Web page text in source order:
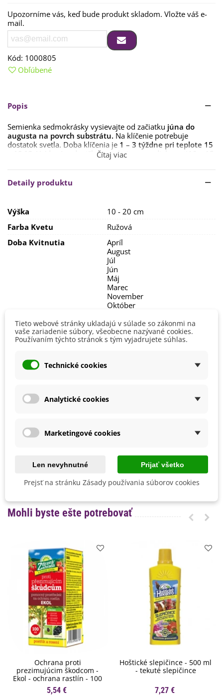
Upozorníme vás, keď bude produkt skladom. Vložte váš e-
mail.
Kód: 1000805
Obľúbené
Popis
Semienka sedmokrásky vysievajte od začiatku júna do
augusta na povrch substrátu. Na klíčenie potrebuje
dostatok svetla. Doba klíčenia je 1 – 3 týždne pri teplote 15
. Vzídené sadeničky pretrhajte na vzdialenosť 10 – 15
Stanovisko by malo byť
slnečné s humóznou, priepustnou
pôdou.
Čítaj viac
Detaily produktu
Výška
10 - 20 cm
Farba Kvetu
Ružová
Doba Kvitnutia
Apríl
August
Júl
Jún
Máj
Marec
November
Október
Pestovanie
V exteriéri - vonku
Stanovisko
Polotienisté
Výsev/výsadba
Výrobca
SemenaOnline
Vegetačné Obdobie
Dvojročné
BIO Kvalita
Druh Sedmokrásky
Pomponkovitá
Mohli byste ešte potrebovať
Ochrana proti
prezimujúcim škodcom -
Ekol - ochrana rastlín - 100
ml
5,54 €
Hoštické slepičince - 500 ml
- tekuté slepičince
7,27 €
Tieto webové stránky ukladajú v súlade so zákonmi na
vaše zariadenie súbory, všeobecne nazývané cookies.
Používaním týchto stránok s tým vyjadrujete súhlas.
Technické cookies
Analytické cookies
Marketingové cookies
Len nevyhnutné Prijať všetko
Prejsť na stránku Zásady používania súborov cookies